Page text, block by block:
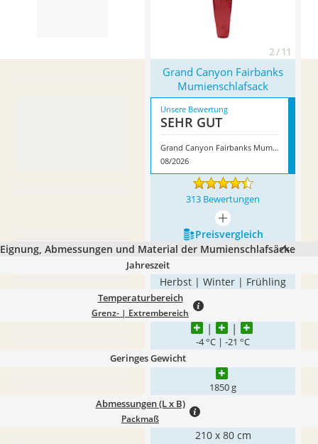
2 / 11
Grand Canyon Fairbanks
Mumienschlafsack
Unsere Bewertung
SEHR GUT
Grand Canyon Fairbanks Mumienschlafsack
08/2026
313 Bewertungen
mehr anzeigen
Preis­vergleich
Eignung, Abmessungen und Material der Mumienschlafsäcke
Jahreszeit
Herbst | Winter | Frühling
Temperaturbereich
Grenz- | Extrembereich
-4 °C | -21 °C
Geringes Gewicht
1850 g
Abmessungen (L x B)
Packmaß
210 x 80 cm